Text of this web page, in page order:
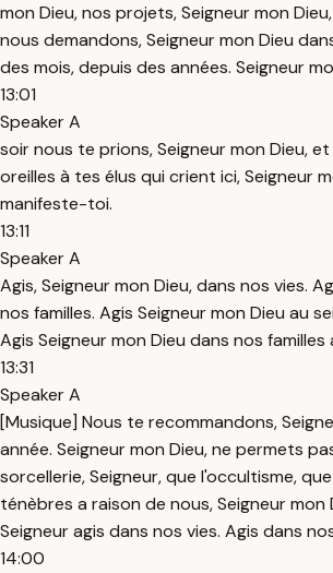
mon Dieu, nos projets, Seigneur mon
nous demandons, Seigneur mon Dieu
des mois, depuis des années. Seigneur
13:01
Speaker A
soir nous te prions, Seigneur mon Dieu,
oreilles à tes élus qui crient ici, Seigneur
manifeste-toi.
13:11
Speaker A
Agis, Seigneur mon Dieu, dans nos vies.
nos familles. Agis Seigneur mon Dieu au
Agis Seigneur mon Dieu dans nos familles
13:31
Speaker A
[Musique] Nous te recommandons,
année. Seigneur mon Dieu, ne permets
sorcellerie, Seigneur, que l'occultisme,
ténèbres a raison de nous, Seigneur mon
Seigneur agis dans nos vies. Agis dans
14:00